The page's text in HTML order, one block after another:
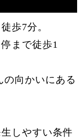
歩7分。
まで徒歩1
の向かいにある
しやすい条件